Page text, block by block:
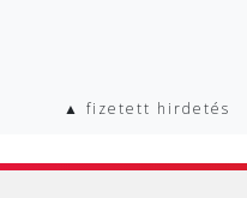
▲ fizetett hirdetés